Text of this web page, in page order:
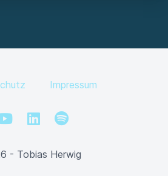
Impressum
LinkedInSpotify
- Tobias Herwig